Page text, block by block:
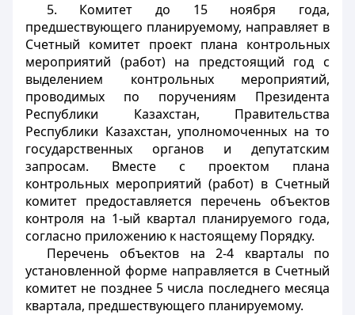
5. Комитет до 15 ноября года,
предшествующего планируемому, направляет в
Счетный комитет проект плана контрольных
мероприятий (работ) на предстоящий год с
выделением контрольных мероприятий,
проводимых по поручениям Президента
Республики Казахстан, Правительства
Республики Казахстан, уполномоченных на то
государственных органов и депутатским
запросам. Вместе с проектом плана
контрольных мероприятий (работ) в Счетный
комитет предоставляется перечень объектов
контроля на 1-ый квартал планируемого года,
согласно приложению к настоящему Порядку.
Перечень объектов на 2-4 кварталы по
установленной форме направляется в Счетный
комитет не позднее 5 числа последнего месяца
квартала, предшествующего планируемому.